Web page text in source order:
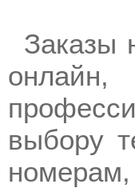
Заказы
выбору
номерам,